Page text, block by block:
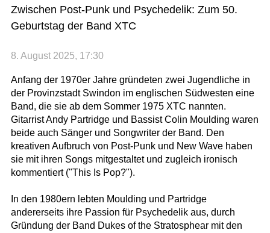
Zwischen Post-Punk und Psychedelik: Zum 50.
Geburtstag der Band XTC
8. August 2025, 17:30
Anfang der 1970er Jahre gründeten zwei Jugendliche in
der Provinzstadt Swindon im englischen Südwesten eine
Band, die sie ab dem Sommer 1975 XTC nannten.
Gitarrist Andy Partridge und Bassist Colin Moulding waren
beide auch Sänger und Songwriter der Band. Den
kreativen Aufbruch von Post-Punk und New Wave haben
sie mit ihren Songs mitgestaltet und zugleich ironisch
kommentiert ("This Is Pop?").
In den 1980ern lebten Moulding und Partridge
andererseits ihre Passion für Psychedelik aus, durch
Gründung der Band Dukes of the Stratosphear mit den